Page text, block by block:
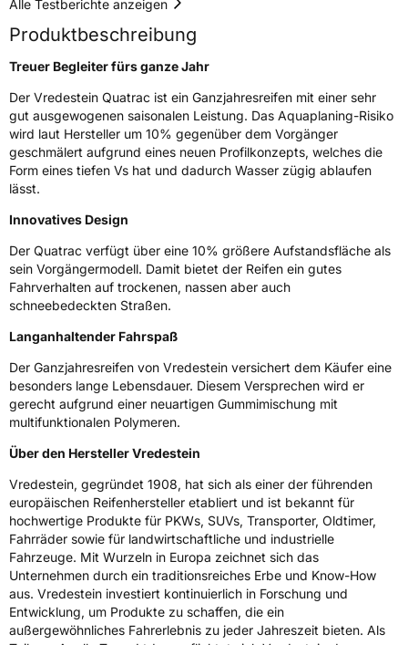
Rollgeräusch (dB)70
FahrzeugklasseC1
3PMSF / Schneeflockensymbol / Alpine-SymbolJa
EisgripNein
EPREL ID 615663
Allgemeine Produktsicherheit (GPSR)
HerstellerkontaktApollo Tyres NL B.V., Ir. E.L.C. Schiffstraat
370 7547 RD Enschede Niederlande,
www.apollotyres.com
Alle Testberichte anzeigen
Produktbeschreibung
Treuer Begleiter fürs ganze Jahr
Der Vredestein Quatrac ist ein Ganzjahresreifen mit einer sehr
gut ausgewogenen saisonalen Leistung. Das Aquaplaning-Risiko
wird laut Hersteller um 10% gegenüber dem Vorgänger
geschmälert aufgrund eines neuen Profilkonzepts, welches die
Form eines tiefen Vs hat und dadurch Wasser zügig ablaufen
lässt.
Innovatives Design
Der Quatrac verfügt über eine 10% größere Aufstandsfläche als
sein Vorgängermodell. Damit bietet der Reifen ein gutes
Fahrverhalten auf trockenen, nassen aber auch
schneebedeckten Straßen.
Langanhaltender Fahrspaß
Der Ganzjahresreifen von Vredestein versichert dem Käufer eine
besonders lange Lebensdauer. Diesem Versprechen wird er
gerecht aufgrund einer neuartigen Gummimischung mit
multifunktionalen Polymeren.
Über den Hersteller Vredestein
Vredestein, gegründet 1908, hat sich als einer der führenden
europäischen Reifenhersteller etabliert und ist bekannt für
hochwertige Produkte für PKWs, SUVs, Transporter, Oldtimer,
Fahrräder sowie für landwirtschaftliche und industrielle
Fahrzeuge. Mit Wurzeln in Europa zeichnet sich das
Unternehmen durch ein traditionsreiches Erbe und Know-How
aus. Vredestein investiert kontinuierlich in Forschung und
Entwicklung, um Produkte zu schaffen, die ein
außergewöhnliches Fahrerlebnis zu jeder Jahreszeit bieten. Als